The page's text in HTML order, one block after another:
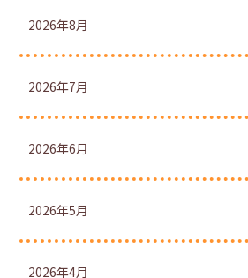
2026年8月
2026年7月
2026年6月
2026年5月
2026年4月